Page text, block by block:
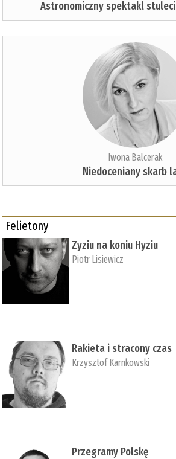
Astronomiczny spektakl
Iwona Balcerak
Niedoceniany skarb
Felietony
Zyziu na koniu Hyziu
Piotr Lisiewicz
Rakieta i stracony czas
Krzysztof Karnkowski
Przegramy Polskę